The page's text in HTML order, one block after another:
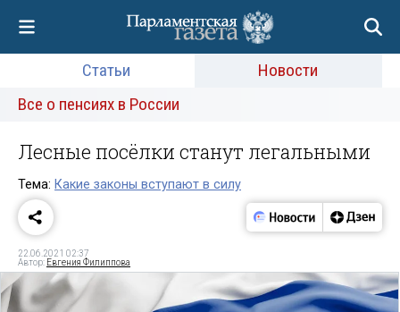
Статьи
Новости
Все о пенсиях в России
Лесные посёлки станут легальными
Тема: Какие законы вступают в силу
22.06.2021 02:37
Автор: Евгения Филиппова